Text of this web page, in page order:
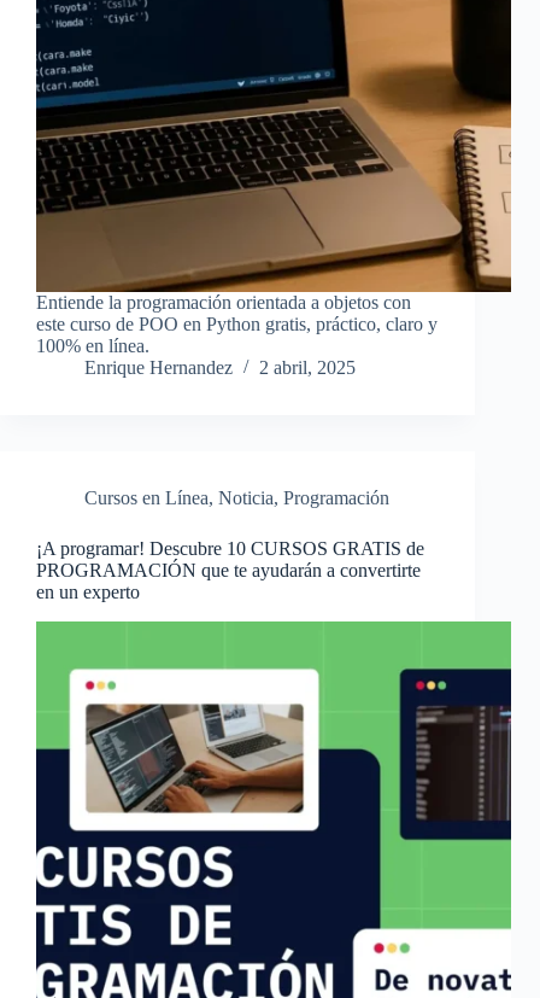
Entiende la programación orientada a objetos con
este curso de POO en Python gratis, práctico, claro y
100% en línea.
Enrique Hernandez
2 abril, 2025
Cursos en Línea, Noticia, Programación
¡A programar! Descubre 10 CURSOS GRATIS de
PROGRAMACIÓN que te ayudarán a convertirte
en un experto